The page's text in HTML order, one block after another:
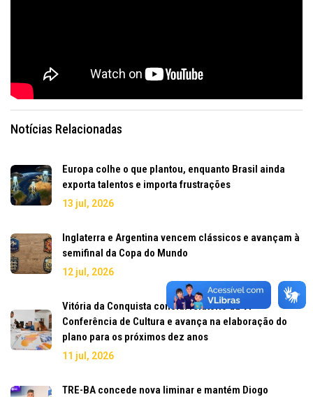
Notícias Relacionadas
Europa colhe o que plantou, enquanto Brasil ainda
exporta talentos e importa frustrações
13 jul, 2026
Inglaterra e Argentina vencem clássicos e avançam à
semifinal da Copa do Mundo
12 jul, 2026
Vitória da Conquista conclui relatório da VI
Conferência de Cultura e avança na elaboração do
plano para os próximos dez anos
11 jul, 2026
TRE-BA concede nova liminar e mantém Diogo